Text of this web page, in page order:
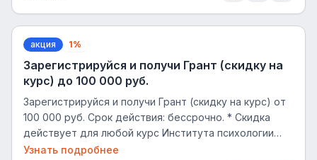
акция 1%
Зарегистрируйся и получи Грант (скидку на
курс) до 100 000 руб.
Зарегистрируйся и получи Грант (скидку на курс) от
100 000 руб. Срок действия: бессрочно. * Скидка
действует для любой курс Института психологии
Smart. Подробная информация на сайте Smart.
Узнать подробнее